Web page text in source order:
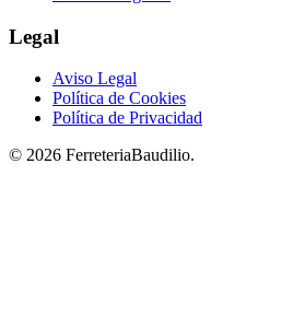
Legal
Aviso Legal
Política de Cookies
Política de Privacidad
© 2026 FerreteriaBaudilio.